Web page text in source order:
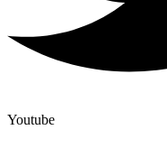
Youtube